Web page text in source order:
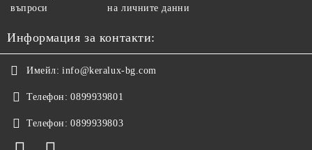
въпроси
на личните данни
Информация за контакти:
Имейл: info@keralux-bg.com
Телефон: 0899939801
Телефон: 0899939803